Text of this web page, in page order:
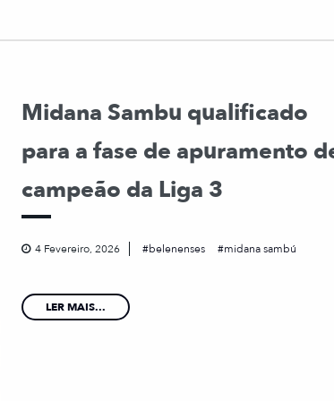
Midana Sambu qualificado
para a fase de apuramento
campeão da Liga 3
4 Fevereiro, 2026 belenenses midana sambú
LER MAIS...